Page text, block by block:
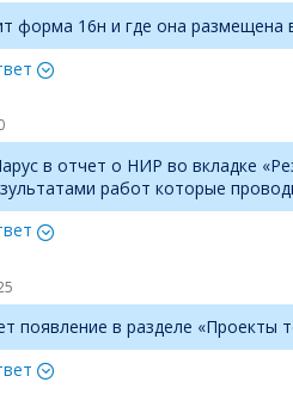
форма 16н и где она размещена
в отчет о НИР во вкладке
работ которые
появление в разделе «Проекты